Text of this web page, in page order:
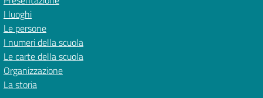
I luoghi
Le persone
I numeri della scuola
Le carte della scuola
Organizzazione
La storia